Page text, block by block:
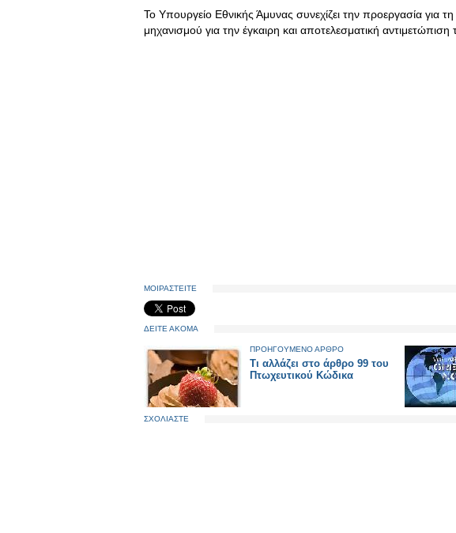
Το Υπουργείο Εθνικής Άμυνας συνεχίζει την προεργασία για
μηχανισμού για την έγκαιρη και αποτελεσματική
ΜΟΙΡΑΣΤΕΙΤΕ
ΔΕΙΤΕ ΑΚΟΜΑ
ΠΡΟΗΓΟΥΜΕΝΟ ΑΡΘΡΟ
Τι αλλάζει στο άρθρο 99 του
Πτωχευτικού Κώδικα
ΣΧΟΛΙΑΣΤΕ